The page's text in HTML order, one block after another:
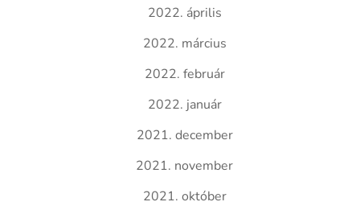
2022. április
2022. március
2022. február
2022. január
2021. december
2021. november
2021. október